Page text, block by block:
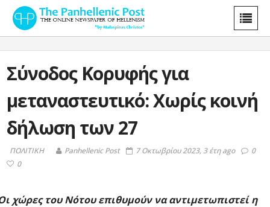
Σύνοδος Κορυφής για
μεταναστευτικό: Χωρίς κοινή
δήλωση των 27
ΠΟΛΙΤΙΚΗ Panhellenic Post 7 Οκτωβρίου 2023, 3 έτη ago
0
0
χώρες του Νότου επιθυμούν να αντιμετωπιστεί η